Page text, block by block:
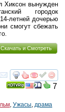
вынужден
городок
летней дочерью
смогут сбежать
Скачать и Смотреть
смотреть
7
, Ужасы, драма